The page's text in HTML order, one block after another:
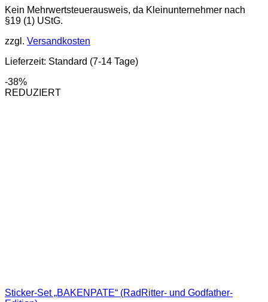
Kein Mehrwertsteuerausweis, da Kleinunternehmer nach
§19 (1) UStG.
zzgl. Versandkosten
Lieferzeit: Standard (7-14 Tage)
-38%
REDUZIERT
Sticker-Set „BAKENPATE“ (RadRitter- und Godfather-